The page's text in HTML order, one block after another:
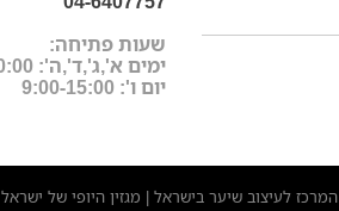
שעות פתיחה:
ימים א',ג',ד',ה': 10:00-20:00
יום ו': 9:00-15:00
המרכז לעיצוב שיער בישראל מגזין היופי של ישראל